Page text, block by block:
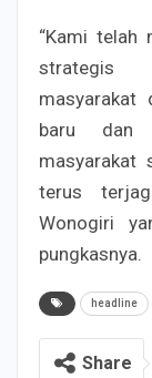
“Kami telah
strategis
masyarakat
baru dan
masyarakat
terus
Wonogiri
pungkasnya.
headline
Share